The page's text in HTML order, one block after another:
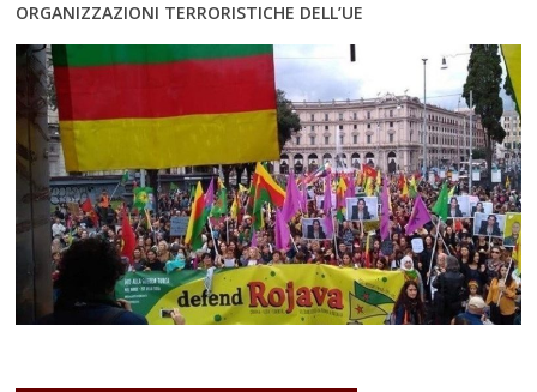
ORGANIZZAZIONI TERRORISTICHE DELL’UE